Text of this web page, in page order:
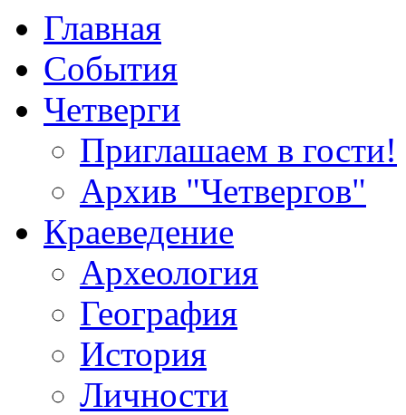
Главная
События
Четверги
Приглашаем в гости!
Архив "Четвергов"
Краеведение
Археология
География
История
Личности